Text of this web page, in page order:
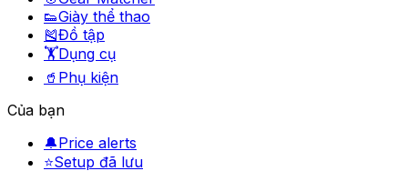
👟Giày thể thao
🎽Đồ tập
🏋️Dụng cụ
🥤 Phụ kiện
Của bạn
🔔Price alerts
⭐Setup đã lưu